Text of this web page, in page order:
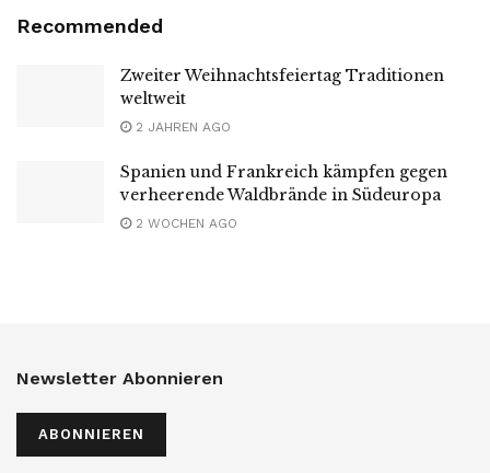
Recommended
Zweiter Weihnachtsfeiertag Traditionen
weltweit
2 JAHREN AGO
Spanien und Frankreich kämpfen gegen
verheerende Waldbrände in Südeuropa
2 WOCHEN AGO
Newsletter Abonnieren
ABONNIEREN